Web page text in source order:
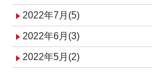
2022年7月(5)
2022年6月(3)
2022年5月(2)